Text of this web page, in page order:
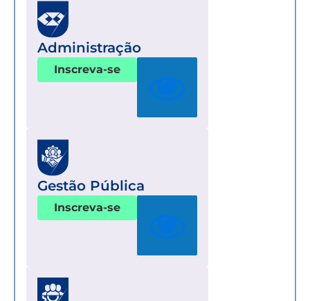
Administração
Inscreva-se
Gestão Pública
Inscreva-se